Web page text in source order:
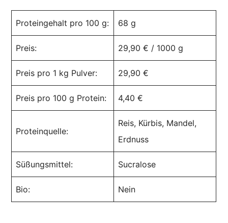
Proteingehalt pro 100 g: 68 g
Preis: 29,90 € / 1000 g
Preis pro 1 kg Pulver: 29,90 €
Preis pro 100 g Protein: 4,40 €
Proteinquelle:
Reis, Kürbis, Mandel,
Erdnuss
Süßungsmittel: Sucralose
Bio: Nein